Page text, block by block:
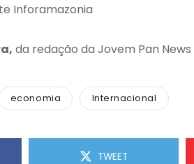
Inforamazonia
da redação da Jovem Pan News
economia Internacional
TWEET